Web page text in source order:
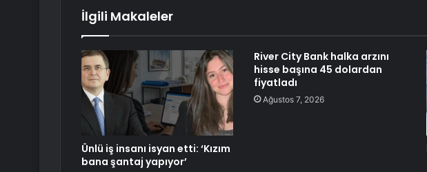
İlgili Makaleler
Ünlü iş insanı isyan etti: ‘Kızım
bana şantaj yapıyor’
River City Bank halka arzını
hisse başına 45 dolardan
fiyatladı
Ağustos 7, 2026